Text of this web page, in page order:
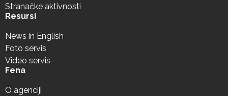
Stranačke aktivnosti
Resursi
News in English
Foto servis
Video servis
Fena
O agenciji